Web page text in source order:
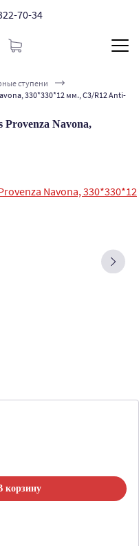
70-34
ступени
330*330*12 мм., C3/R12 Anti-
Provenza Navona,
корзину